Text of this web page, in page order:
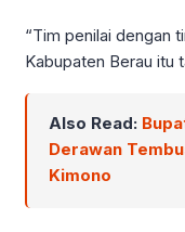
“Tim penilai dengan
Kabupaten Berau itu
Also Read:
Derawan
Kimono